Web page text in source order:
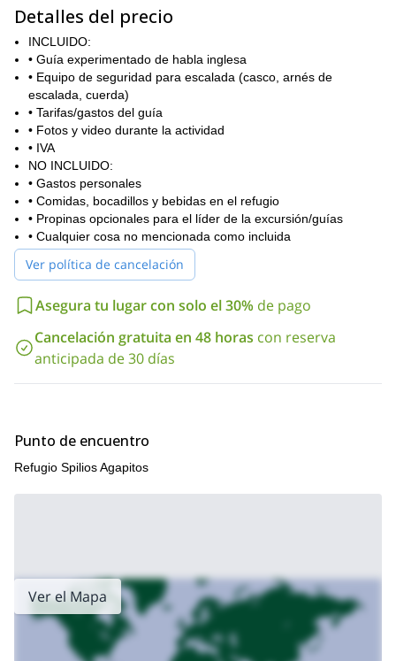
personalizar el itinerario en caso de que desees explorar otras
opciones de refugios.
De cualquier manera que decidas explorar el Monte Olympus,
esta será una experiencia que siempre recordarás. ¡Contáctanos
hoy y comienza a planificar esta maravillosa aventura hacia la
cima de la montaña más mítica de Grecia!
Detalles del precio
INCLUIDO:
• Guía experimentado de habla inglesa
• Equipo de seguridad para escalada (casco, arnés de
escalada, cuerda)
• Tarifas/gastos del guía
• Fotos y video durante la actividad
• IVA
NO INCLUIDO:
• Gastos personales
• Comidas, bocadillos y bebidas en el refugio
• Propinas opcionales para el líder de la excursión/guías
• Cualquier cosa no mencionada como incluida
Ver política de cancelación
Asegura tu lugar con solo el 30% de pago
Cancelación gratuita en 48 horas con reserva
anticipada de 30 días
Punto de encuentro
Refugio Spilios Agapitos
Ver el Mapa